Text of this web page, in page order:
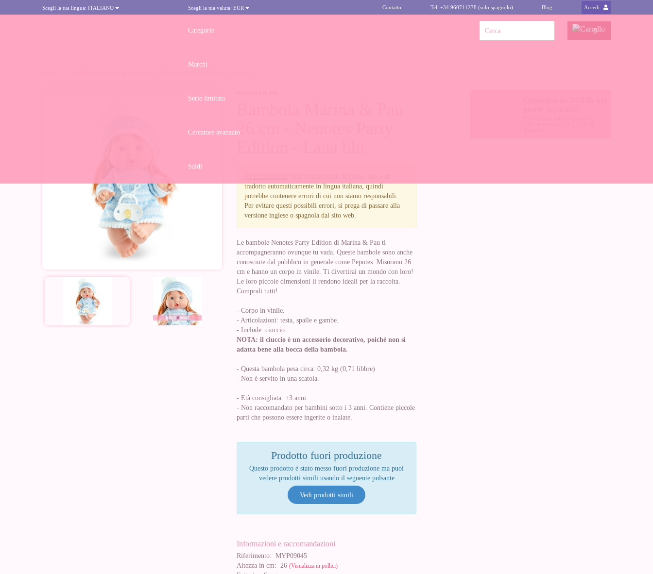
Scegli la tua lingua: ITALIANO Scegli la tua valuta: EUR Contatto Tel: +34 960711278 (solo spagnolo) Blog Accedi
Categorie
Marchi
Serie limitata
Cercatore avanzato
Saldi
0
26 cm - Nenotes Party
tradotto automaticamente in lingua italiana, quindi
potrebbe contenere errori di cui non siamo responsabili.
Per evitare questi possibili errori, si prega di passare alla
versione inglese o spagnola dal sito web.
Le bambole Nenotes Party Edition di Marina & Pau ti
accompagneranno ovunque tu vada. Queste bambole sono anche
conosciute dal pubblico in generale come Pepotes. Misurano 26
cm e hanno un corpo in vinile. Ti divertirai un mondo con loro!
Le loro piccole dimensioni li rendono ideali per la raccolta.
Comprali tutti!
- Corpo in vinile.
- Articolazioni: testa, spalle e gambe.
- Include: ciuccio.
NOTA: il ciuccio è un accessorio decorativo, poiché non si
adatta bene alla bocca della bambola.
- Questa bambola pesa circa: 0,32 kg (0,71 libbre)
- Non è servito in una scatola.
- Età consigliata: +3 anni.
- Non raccomandato per bambini sotto i 3 anni. Contiene piccole
parti che possono essere ingerite o inalate.
Prodotto fuori produzione
Questo prodotto è stato messo fuori produzione ma puoi
vedere prodotti simili usando il seguente pulsante
Vedi prodotti simili
Informazioni e raccomandazioni
Riferimento: MYP09045
Altezza in cm: 26 (Visualizza in pollici)